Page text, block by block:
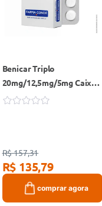
Benicar Triplo
20mg/12,5mg/5mg Caixa
30 Comprimidos
R$ 157,31
R$ 135,79
comprar agora